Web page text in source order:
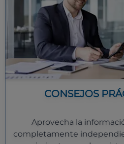
CONSEJOS
Aprovecha la
completamente